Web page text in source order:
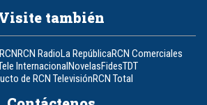
también
RCN RadioLa RepúblicaRCN Comerciales
InternacionalNovelasFidesTDT
de RCN TelevisiónRCN Total